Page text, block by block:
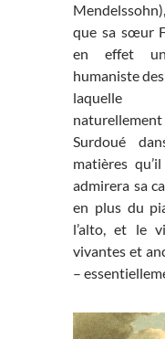
que sa sœur
en effet
humaniste
laquelle
Surdoué
matières
admirera sa
en plus du
l’alto, et le
vivantes et
–